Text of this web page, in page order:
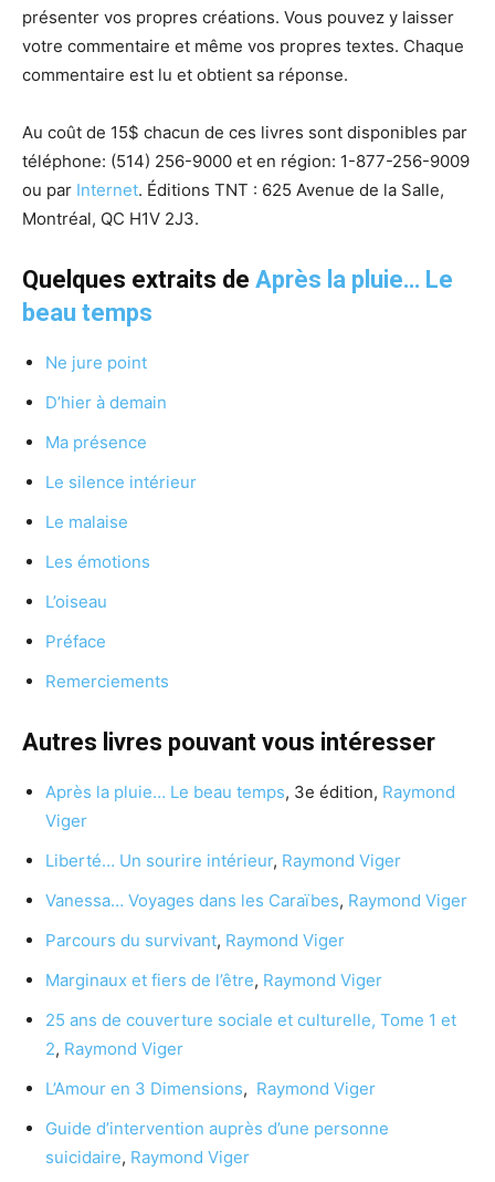
présenter vos propres créations. Vous pouvez y laisser
votre commentaire et même vos propres textes. Chaque
commentaire est lu et obtient sa réponse.
Au coût de 15$ chacun de ces livres sont disponibles par
téléphone: (514) 256-9000 et en région: 1-877-256-9009
ou par Internet. Éditions TNT : 625 Avenue de la Salle,
Montréal, QC H1V 2J3.
Quelques extraits de Après la pluie… Le
beau temps
Ne jure point
D’hier à demain
Ma présence
Le silence intérieur
Le malaise
Les émotions
L’oiseau
Préface
Remerciements
Autres livres pouvant vous intéresser
Après la pluie… Le beau temps, 3e édition, Raymond
Viger
Liberté… Un sourire intérieur, Raymond Viger
Vanessa… Voyages dans les Caraïbes, Raymond Viger
Parcours du survivant, Raymond Viger
Marginaux et fiers de l’être, Raymond Viger
25 ans de couverture sociale et culturelle, Tome 1 et
2, Raymond Viger
L’Amour en 3 Dimensions, Raymond Viger
Guide d’intervention auprès d’une personne
suicidaire, Raymond Viger